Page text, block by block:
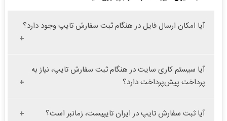
آیا امکان ارسال فایل در هنگام ثبت سفارش تایپ وجود دارد؟
آیا سیستم کاری سایت در هنگام ثبت سفارش تایپ، نیاز به
پرداخت پیش‌پرداخت دارد؟
آیا ثبت سفارش تایپ در ایران تایپیست، زمانبر است؟